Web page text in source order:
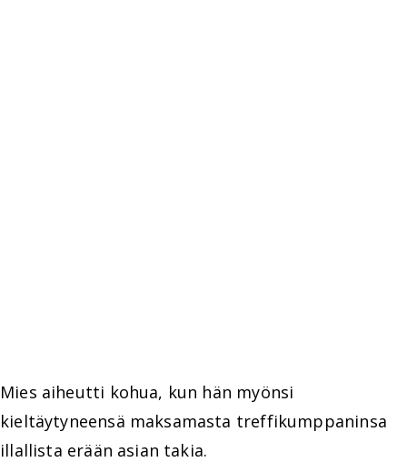
Mies aiheutti kohua, kun hän myönsi
kieltäytyneensä maksamasta treffikumppaninsa
illallista erään asian takia.